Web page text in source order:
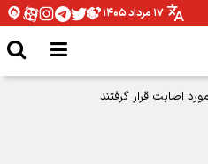
۱۷ مرداد ۱۴۰۵
اصابت قرار گرفتند